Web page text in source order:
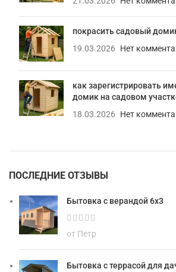
покрасить садовый
19.03.2026
Нет
как зарегистрировать
домик на садовом
18.03.2026
Нет
ПОСЛЕДНИЕ ОТЗЫВЫ
Бытовка с верандой 6х3
от Петр
Бытовка с террасой для